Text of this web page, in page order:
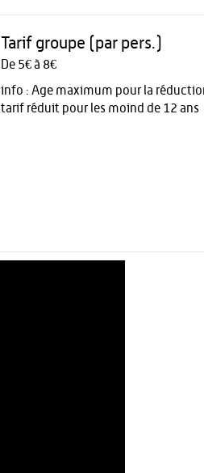
Tarif groupe (par pers.)
De 5€ à 8€
info :Age maximum pour la
tarif réduit pour les moind de 12 ans